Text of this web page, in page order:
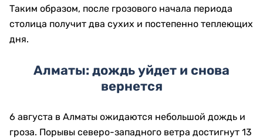
Таким образом, после грозового начала периода
столица получит два сухих и постепенно теплеющих
дня.
Алматы: дождь уйдет и снова
вернется
6 августа в Алматы ожидаются небольшой дождь и
гроза. Порывы северо-западного ветра достигнут 13